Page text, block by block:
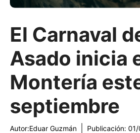
El Carnaval
Asado inicia
Montería
septiembre
Autor:Eduar Guzmán Publicación: